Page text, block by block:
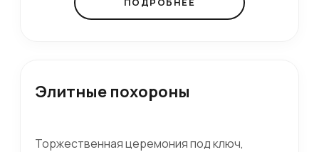
Элитные похороны
Торжественная церемония под ключ,